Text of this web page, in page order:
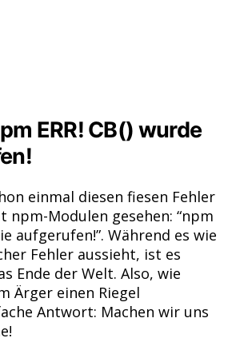
ERR! CB() wurde
einmal diesen fiesen Fehler
npm-Modulen gesehen: “npm
aufgerufen!”. Während es wie
Fehler aussieht, ist es
Ende der Welt. Also, wie
Ärger einen Riegel
Antwort: Machen wir uns